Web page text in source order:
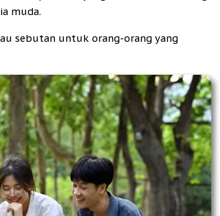
muda.
sebutan untuk orang-orang yang